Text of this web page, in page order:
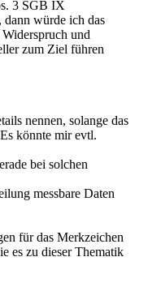
3 SGB IX
dann würde ich das
und
zum Ziel führen
nennen, solange das
könnte mir evtl.
bei solchen
messbare Daten
für das Merkzeichen
es zu dieser Thematik